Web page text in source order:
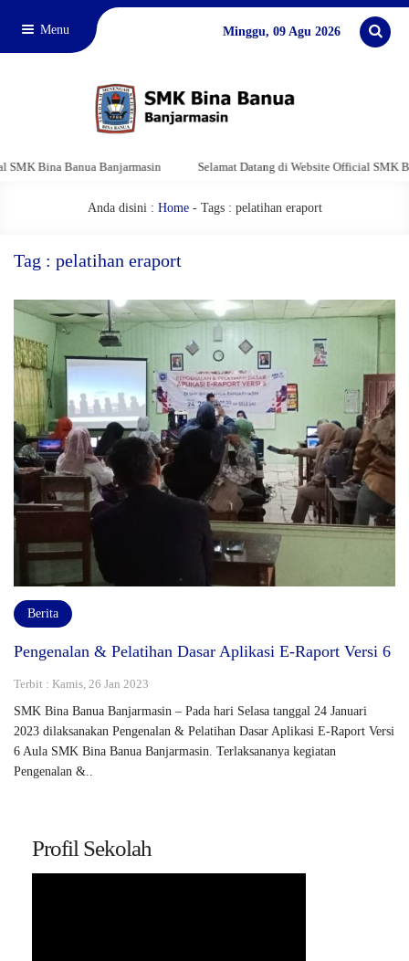
Menu Minggu, 09 Agu 2026
Bina Banua Banjarmasin Selamat Datang di Website Official SMK
Anda disini : Home- Tags : pelatihan eraport
Tag : pelatihan eraport
Berita
Pengenalan & Pelatihan Dasar Aplikasi E-Raport Versi 6
Terbit : Kamis, 26 Jan 2023
SMK Bina Banua Banjarmasin – Pada hari Selasa tanggal 24 Januari
2023 dilaksanakan Pengenalan & Pelatihan Dasar Aplikasi E-Raport Versi
6 Aula SMK Bina Banua Banjarmasin. Terlaksananya kegiatan
Pengenalan &..
Profil Sekolah